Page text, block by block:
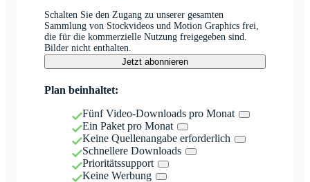
Schalten Sie den Zugang zu unserer gesamten
Sammlung von Stockvideos und Motion Graphics frei,
die für die kommerzielle Nutzung freigegeben sind.
Bilder nicht enthalten.
Jetzt abonnieren
Plan beinhaltet:
Fünf Video-Downloads pro Monat
Ein Paket pro Monat
Keine Quellenangabe erforderlich
Schnellere Downloads
Prioritätssupport
Keine Werbung